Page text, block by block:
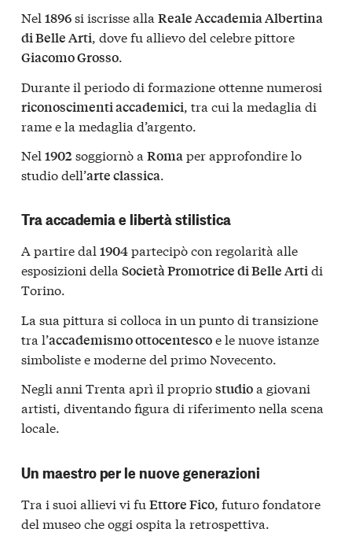
Nel 1896si iscrisse alla Reale Accademia Albertina
di Belle Arti, dove fu allievo del celebre pittore
Giacomo Grosso.
Durante il periodo di formazione ottenne numerosi
riconoscimenti accademici , tra cui la medaglia di
rame e la medaglia d’argento.
Nel 1902 soggiornò a Romaper approfondire lo
studio dell’arte classica.
Tra accademia e libertà stilistica
A partire dal 1904partecipò con regolarità alle
esposizioni della Società Promotrice di Belle Artidi
Torino.
La sua pittura si colloca in un punto di transizione
tra l’accademismo ottocentescoe le nuove istanze
simboliste e moderne del primo Novecento.
Negli anni Trenta aprì il propriostudioa giovani
artisti, diventando figura di riferimento nella scena
locale.
Un maestro per le nuove generazioni
Tra i suoi allievi vi fu Ettore Fico, futuro fondatore
del museo che oggi ospita la retrospettiva.